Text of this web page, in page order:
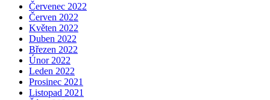
Červenec 2022
Červen 2022
Květen 2022
Duben 2022
Březen 2022
Únor 2022
Leden 2022
Prosinec 2021
Listopad 2021